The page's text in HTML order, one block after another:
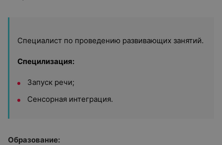
Специалист по проведению развивающих занятий.
Специлизация:
Запуск речи;
Сенсорная интеграция.
Образование: